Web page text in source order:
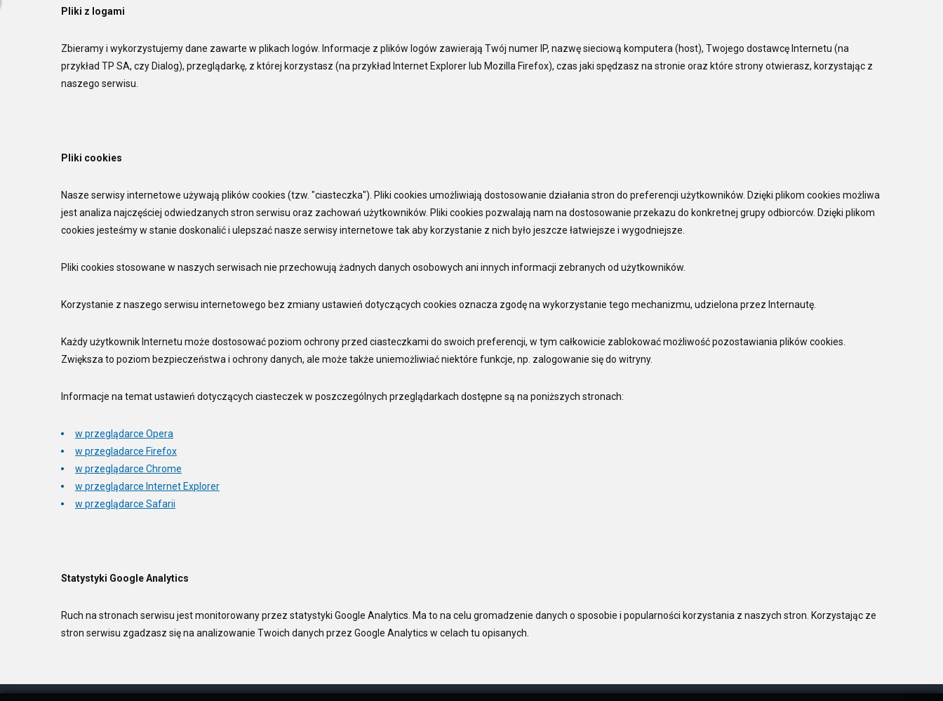
Pliki z logami
Zbieramy i wykorzystujemy dane zawarte w plikach logów. Informacje z plików logów zawierają Twój numer IP, nazwę sieciową komputera (host), Twojego dostawcę Internetu (na
przykład TP SA, czy Dialog), przeglądarkę, z której korzystasz (na przykład Internet Explorer lub Mozilla Firefox), czas jaki spędzasz na stronie oraz które strony otwierasz, korzystając z
naszego serwisu.
Pliki cookies
Nasze serwisy internetowe używają plików cookies (tzw. "ciasteczka"). Pliki cookies umożliwiają dostosowanie działania stron do preferencji użytkowników. Dzięki plikom cookies możliwa
jest analiza najczęściej odwiedzanych stron serwisu oraz zachowań użytkowników. Pliki cookies pozwalają nam na dostosowanie przekazu do konkretnej grupy odbiorców. Dzięki plikom
cookies jesteśmy w stanie doskonalić i ulepszać nasze serwisy internetowe tak aby korzystanie z nich było jeszcze łatwiejsze i wygodniejsze.
Pliki cookies stosowane w naszych serwisach nie przechowują żadnych danych osobowych ani innych informacji zebranych od użytkowników.
Korzystanie z naszego serwisu internetowego bez zmiany ustawień dotyczących cookies oznacza zgodę na wykorzystanie tego mechanizmu, udzielona przez Internautę.
Każdy użytkownik Internetu może dostosować poziom ochrony przed ciasteczkami do swoich preferencji, w tym całkowicie zablokować możliwość pozostawiania plików cookies.
Zwiększa to poziom bezpieczeństwa i ochrony danych, ale może także uniemożliwiać niektóre funkcje, np. zalogowanie się do witryny.
Informacje na temat ustawień dotyczących ciasteczek w poszczególnych przeglądarkach dostępne są na poniższych stronach:
w przeglądarce Opera
w przegladarce Firefox
w przeglądarce Chrome
w przeglądarce Internet Explorer
w przeglądarce Safarii
Statystyki Google Analytics
Ruch na stronach serwisu jest monitorowany przez statystyki Google Analytics. Ma to na celu gromadzenie danych o sposobie i popularności korzystania z naszych stron. Korzystając ze
stron serwisu zgadzasz się na analizowanie Twoich danych przez Google Analytics w celach tu opisanych.